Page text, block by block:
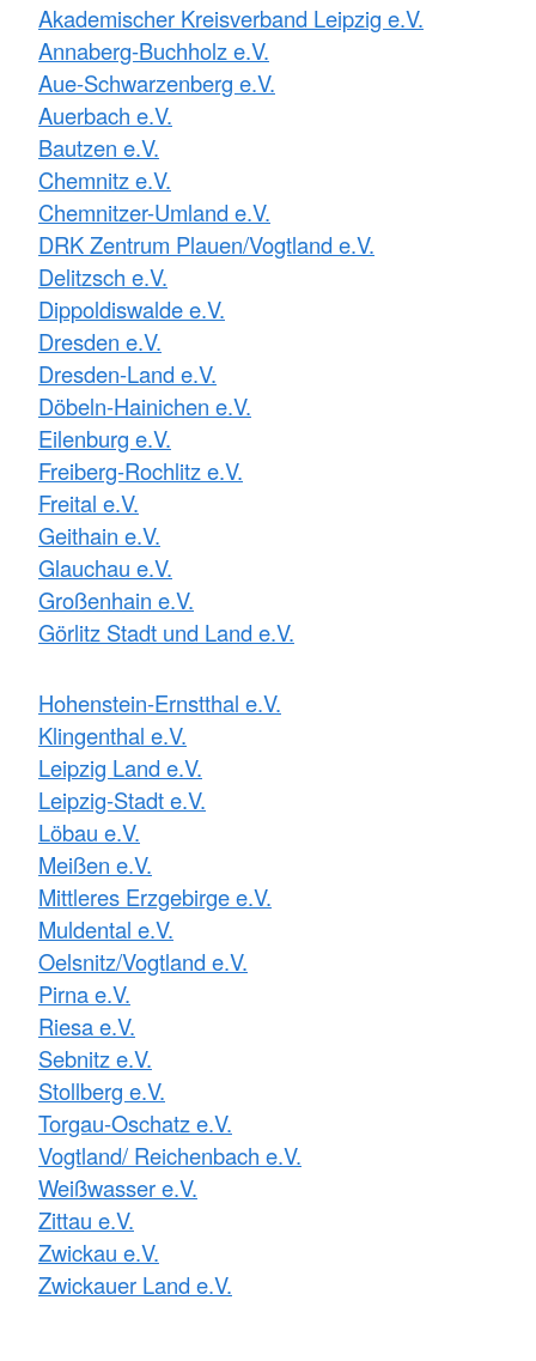
Akademischer Kreisverband Leipzig e.V.
Annaberg-Buchholz e.V.
Aue-Schwarzenberg e.V.
Auerbach e.V.
Bautzen e.V.
Chemnitz e.V.
Chemnitzer-Umland e.V.
DRK Zentrum Plauen/Vogtland e.V.
Delitzsch e.V.
Dippoldiswalde e.V.
Dresden e.V.
Dresden-Land e.V.
Döbeln-Hainichen e.V.
Eilenburg e.V.
Freiberg-Rochlitz e.V.
Freital e.V.
Geithain e.V.
Glauchau e.V.
Großenhain e.V.
Görlitz Stadt und Land e.V.
Hohenstein-Ernstthal e.V.
Klingenthal e.V.
Leipzig Land e.V.
Leipzig-Stadt e.V.
Löbau e.V.
Meißen e.V.
Mittleres Erzgebirge e.V.
Muldental e.V.
Oelsnitz/Vogtland e.V.
Pirna e.V.
Riesa e.V.
Sebnitz e.V.
Stollberg e.V.
Torgau-Oschatz e.V.
Vogtland/ Reichenbach e.V.
Weißwasser e.V.
Zittau e.V.
Zwickau e.V.
Zwickauer Land e.V.